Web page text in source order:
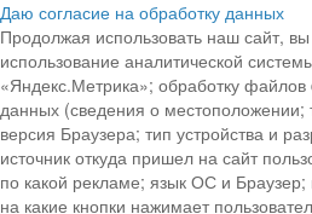
Даю согласие на обработку данных
Продолжая использовать наш сайт,
использование аналитической
«Яндекс.Метрика»; обработку файлов
данных (сведения о местоположении;
версия Браузера; тип устройства и
источник откуда пришел на сайт
по какой рекламе; язык ОС и Браузер;
на какие кнопки нажимает